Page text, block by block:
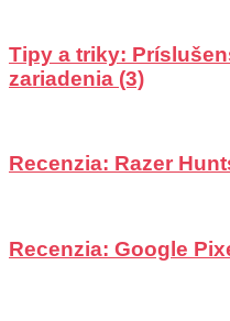
Tipy a triky:
zariadenia (3)
Recenzia: Razer
Recenzia: Google